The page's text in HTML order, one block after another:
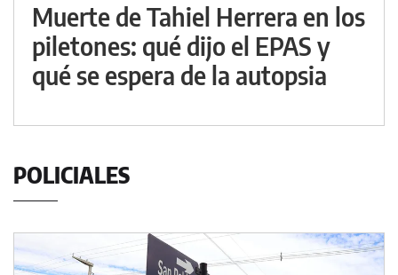
Muerte de Tahiel Herrera en los
piletones: qué dijo el EPAS y
qué se espera de la autopsia
POLICIALES